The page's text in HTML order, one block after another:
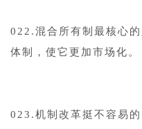
022.混合所有制最核心
体制，使它更加市场化。
023.机制改革挺不容易